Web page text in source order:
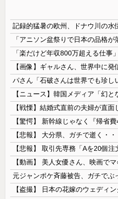
「楽だけど年収800万超える仕事
【悲報】 大分県、ガチで逝く・・
元ジャンポケ斉藤被告、ガチでぶ